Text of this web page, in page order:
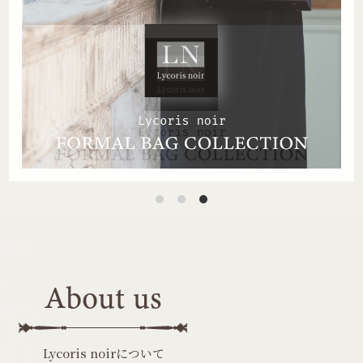
About us
Lycoris noirについて